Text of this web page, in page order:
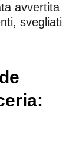
avvertita
svegliati